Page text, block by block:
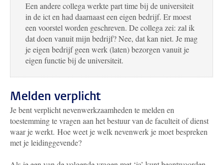
Een andere collega werkte part time bij de universiteit
in de ict en had daarnaast een eigen bedrijf. Er moest
een voorstel worden geschreven. De collega zei: zal ik
dat doen vanuit mijn bedrijf? Nee, dat kan niet. Je mag
je eigen bedrijf geen werk (laten) bezorgen vanuit je
eigen functie bij de universiteit.
Melden verplicht
Je bent verplicht nevenwerkzaamheden te melden en
toestemming te vragen aan het bestuur van de faculteit of dienst
waar je werkt. Hoe weet je welk nevenwerk je moet bespreken
met je leidinggevende?